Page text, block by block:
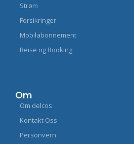
Strøm
Forsikringer
Mobilabonnement
Reise og Booking
Om
Om delcos
Kontakt Oss
Personvern